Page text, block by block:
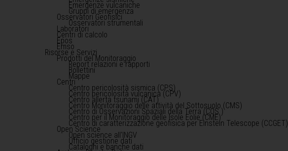
Emergenze vulcaniche
Gruppi di emergenza
Osservatori Geofisici
Osservatori strumentali
Laboratori
Centri di calcolo
Epos
Emso
Risorse e Servizi
Prodotti del Monitoraggio
Report relazioni e rapporti
Bollettini
Mappe
Centri
Centro pericolosità sismica (CPS)
Centro pericolosità vulcanica (CPV)
Centro allerta tsunami (CAT)
Centro Monitoraggio delle attività del Sottosuolo (CMS)
Centro di Osservazioni Spaziali della Terra (COS )
Centro per il Monitoraggio delle Isole Eolie (CME)
Centro di caratterizzazione geofisica per Einstein Telescope (CCGET)
Open Science
Open science all'INGV
Ufficio gestione dati
Cataloghi e banche dati